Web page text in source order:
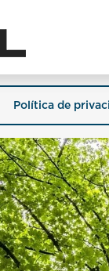
Política de